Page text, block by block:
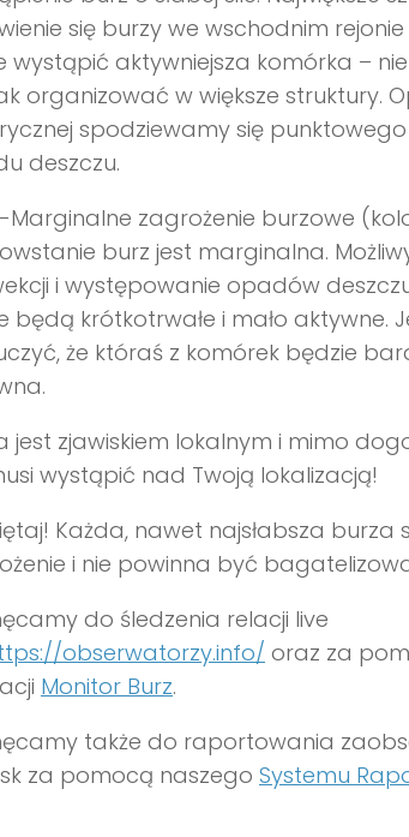
się burzy we wschodnim
wystąpić aktywniejsza komórka –
organizować w większe struktury.
spodziewamy się
deszczu.
-Marginalne zagrożenie burzowe
burz jest marginalna.
i występowanie opadów
będą krótkotrwałe i mało aktywne.
że któraś z komórek będzie
jest zjawiskiem lokalnym i mimo
wystąpić nad Twoją lokalizacją!
Każda, nawet najsłabsza burza
i nie powinna być
do śledzenia relacji live
obserwatorzy.info/ oraz za
Monitor Burz.
także do raportowania
za pomocą naszego Systemu